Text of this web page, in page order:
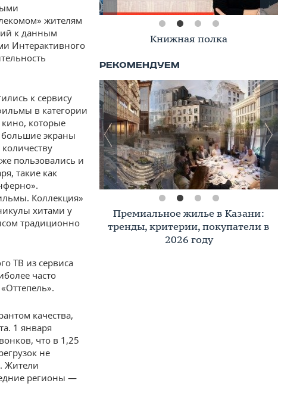
жителям
к данным
Интерактивного
к сервису
в категории
которые
большие экраны
пользовались и
такие как
Коллекция»
хитами у
традиционно
ТВ из сервиса
часто
качества,
1 января
что в 1,25
не
Жители
регионы —
Книжная полка
Премиальное жилье в Казани:
тренды, критерии, покупатели в
2026 году